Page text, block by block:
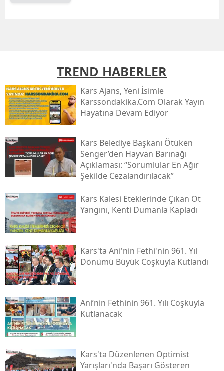
Kırşehir
Kocaeli
Konya
Kütahya
Malatya
Kahramanmaraş
Muş
Niğde
Sakarya
TREND HABERLER
Kars Ajans, Yeni İsimle
Karssondakika.com Olarak Yayın
Hayatına Devam Ediyor
Kars Belediye Başkanı Ötüken
Senger’den Hayvan Barınağı
Açıklaması: “sorumlular En Ağır
Şekilde Cezalandırılacak”
Kars Kalesi Eteklerinde Çıkan Ot
Yangını, Kenti Dumanla Kapladı
Kars'ta Ani'nin Fethi'nin 961. Yıl
Dönümü Büyük Coşkuyla Kutlandı
Ani’nin Fethinin 961. Yılı Coşkuyla
Kutlanacak
Kars'ta Düzenlenen Optimist
Yarışları'nda Başarı Gösteren